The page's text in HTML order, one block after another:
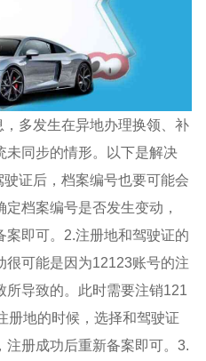
多发生在异地办理换领、补
未同步的情形。以下是解决
证后，档案编号也要可能会
档案编号是否发生变动，
案即可。2.注册地和驾驶证的
很可能是因为12123账号的注
所导致的。此时需要注销121
册地的时候，选择和驾驶证
册成功后重新备案即可。3.